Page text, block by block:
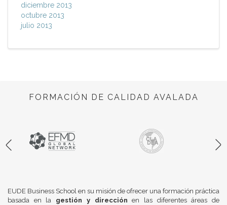
diciembre 2013
octubre 2013
julio 2013
FORMACIÓN DE CALIDAD AVALADA
EUDE Business School en su misión de ofrecer una formación práctica
basada en la gestión y dirección en las diferentes áreas de